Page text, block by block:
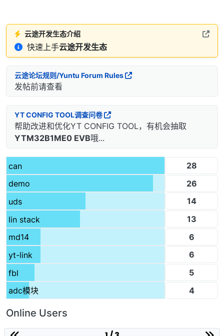
云途开发生态介绍
快速上手云途开发生态
云途论坛规则/Yuntu Forum Rules
发帖前请查看
YT CONFIG TOOL调查问卷
帮助改进和优化YT CONFIG TOOL，有机会抽取
YTM32B1ME0 EVB哦...
can
28
demo
26
uds
14
lin stack
13
md14
6
yt-link
6
fbl
5
adc模块
4
Online Users